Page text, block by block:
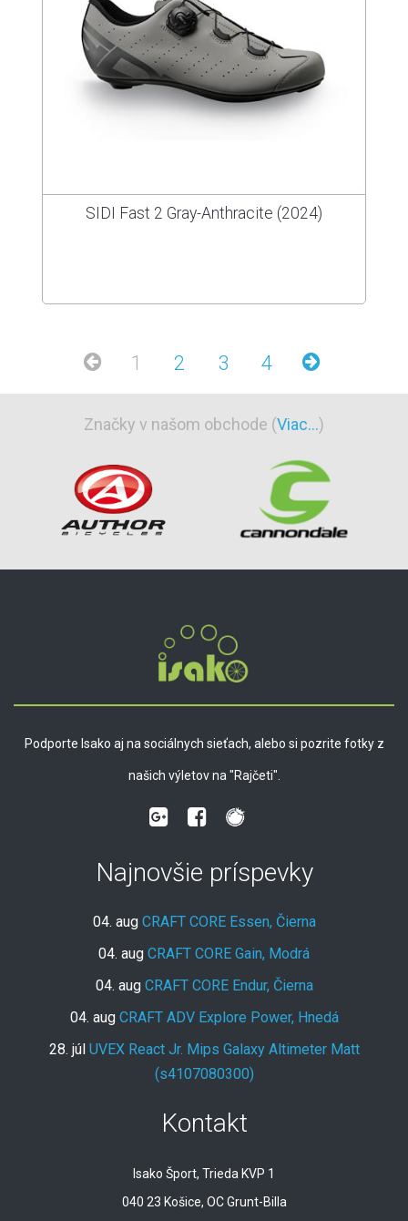
SIDI Fast 2 Gray-Anthracite (2024)
1 2 3 4
Značky v našom obchode (Viac...)
Podporte Isako aj na sociálnych sieťach, alebo si pozrite fotky z
našich výletov na "Rajčeti".
Najnovšie príspevky
04. aug CRAFT CORE Essen, Čierna
04. aug CRAFT CORE Gain, Modrá
04. aug CRAFT CORE Endur, Čierna
04. aug CRAFT ADV Explore Power, Hnedá
28. júl UVEX React Jr. Mips Galaxy Altimeter Matt
(s4107080300)
Kontakt
Isako Šport, Trieda KVP 1
040 23 Košice, OC Grunt-Billa